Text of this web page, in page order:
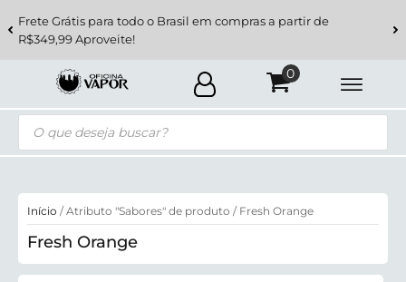
Frete Grátis para todo o Brasil em compras a partir de
R$349,99 Aproveite!
Pesquisar
produtos
Início / Atributo "Sabores" de produto / Fresh Orange
Fresh Orange